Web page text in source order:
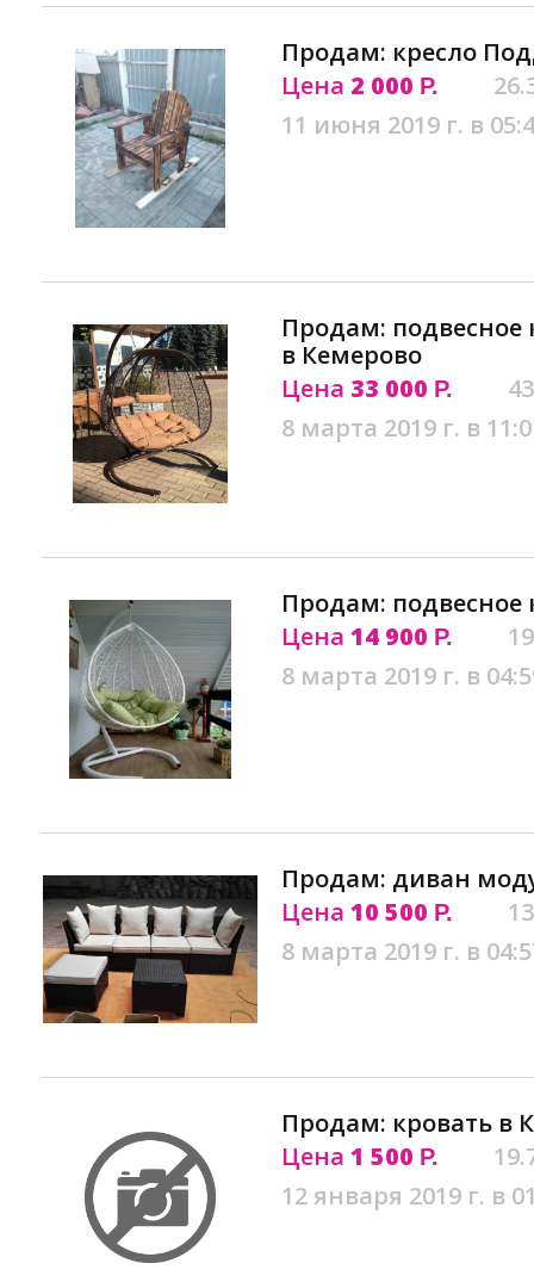
Продам: кресло
Цена 2 000 Р.
11 июня 2019 г. в
Продам: подвесное
в Кемерово
Цена 33 000 Р.
8 марта 2019 г. в
Продам: подвесное
Цена 14 900 Р.
8 марта 2019 г. в
Продам: диван
Цена 10 500 Р.
8 марта 2019 г. в
Продам: кровать в
Цена 1 500 Р.
12 января 2019 г. в